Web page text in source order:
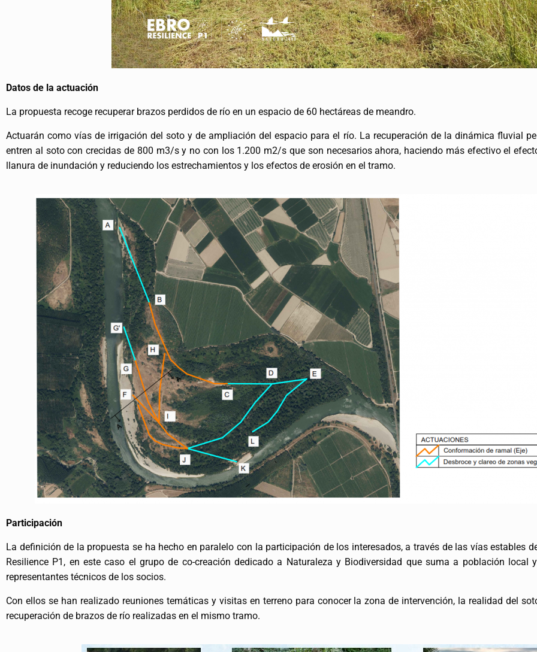
Datos de la actuación
La propuesta recoge recuperar brazos perdidos de río en un espacio de 60 hectáreas de meandro.
Actuarán como vías de irrigación del soto y de ampliación del espacio para el río. La recuperación de la dinámica fluvial
entren al soto con crecidas de 800 m3/s y no con los 1.200 m2/s que son necesarios ahora, haciendo más efectivo el
llanura de inundación y reduciendo los estrechamientos y los efectos de erosión en el tramo.
Participación
La definición de la propuesta se ha hecho en paralelo con la participación de los interesados, a través de las vías estables
Resilience P1, en este caso el grupo de co-creación dedicado a Naturaleza y Biodiversidad que suma a población local
representantes técnicos de los socios.
Con ellos se han realizado reuniones temáticas y visitas en terreno para conocer la zona de intervención, la realidad del
recuperación de brazos de río realizadas en el mismo tramo.